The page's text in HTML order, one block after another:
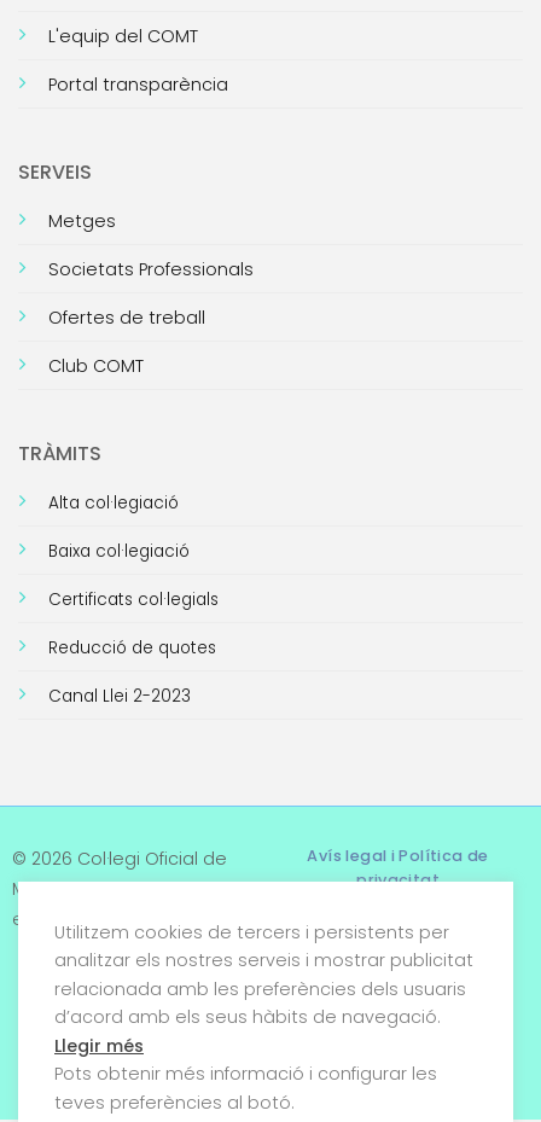
L'equip del COMT
Portal transparència
SERVEIS
Metges
Societats Professionals
Ofertes de treball
Club COMT
TRÀMITS
Alta col·legiació
Baixa col·legiació
Certificats col·legials
Reducció de quotes
Canal Llei 2-2023
© 2026 Col·legi Oficial de
Metges de Tarragona. Tots
els drets reservats
Avís legal i Política de
privacitat
Termes i condicions
Política de cookies
Utilitzem cookies de tercers i persistents per
analitzar els nostres serveis i mostrar publicitat
relacionada amb les preferències dels usuaris
d’acord amb els seus hàbits de navegació.
Llegir més
Pots obtenir més informació i configurar les
teves preferències al botó.